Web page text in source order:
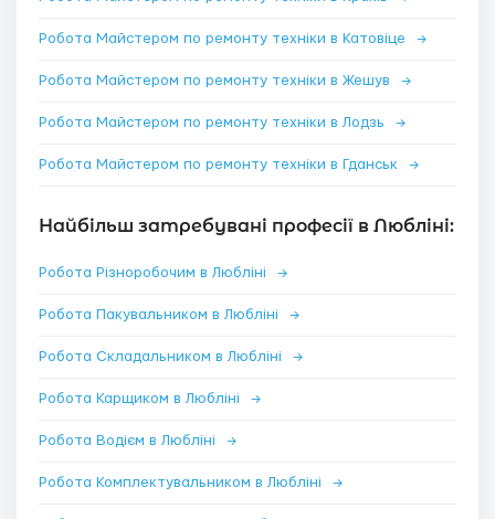
Робота Майстером по ремонту техніки в Катовіце →
Робота Майстером по ремонту техніки в Жешув →
Робота Майстером по ремонту техніки в Лодзь →
Робота Майстером по ремонту техніки в Гданськ →
Найбільш затребувані професії в Любліні:
Робота Різноробочим в Любліні →
Робота Пакувальником в Любліні →
Робота Складальником в Любліні →
Робота Карщиком в Любліні →
Робота Водієм в Любліні →
Робота Комплектувальником в Любліні →